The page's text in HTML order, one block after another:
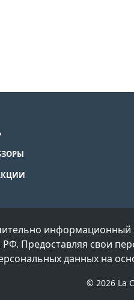
РФ. Предоставляя свои
данных на
© 2026 La